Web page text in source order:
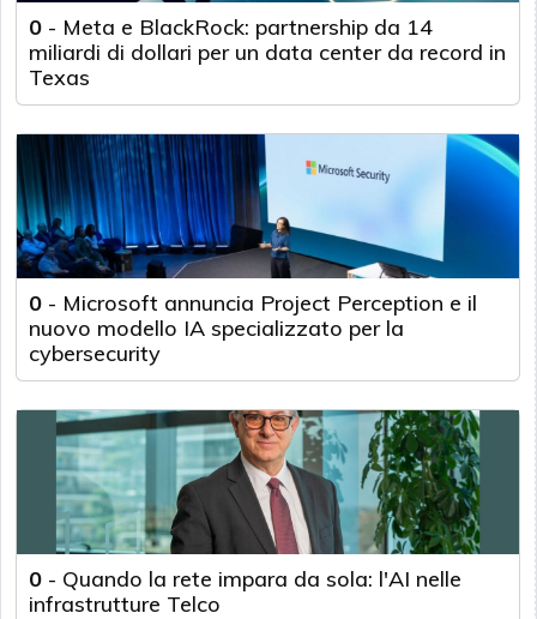
0 - Meta e BlackRock: partnership da 14
miliardi di dollari per un data center da record in
Texas
0 - Microsoft annuncia Project Perception e il
nuovo modello IA specializzato per la
cybersecurity
0 - Quando la rete impara da sola: l'AI nelle
infrastrutture Telco